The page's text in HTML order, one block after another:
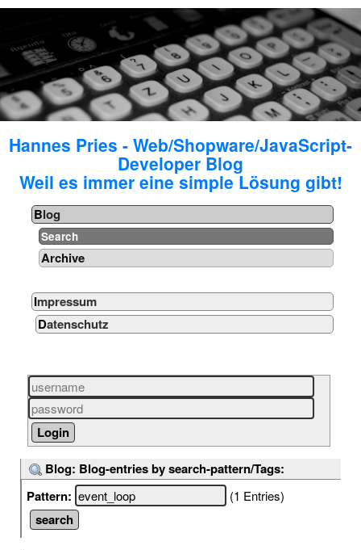
Hannes Pries - Web/Shopware/JavaScript-
Developer Blog
Weil es immer eine simple Lösung gibt!
Blog
Search
Archive
Impressum
Datenschutz
Blog: Blog-entries by search-pattern/Tags:
Pattern:
(1 Entries)